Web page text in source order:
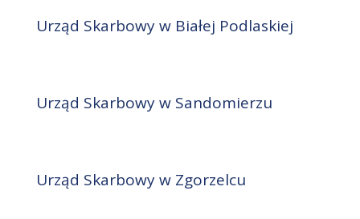
Urząd Skarbowy w Białej Podlaskiej
Urząd Skarbowy w Sandomierzu
Urząd Skarbowy w Zgorzelcu